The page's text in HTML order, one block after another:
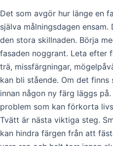
Det som avgör hur länge en
själva målningsdagen
den stora skillnaden. Börja
fasaden noggrant. Leta efter
trä, missfärgningar,
kan bli stående. Om det
innan någon ny färg läggs
problem som kan förkorta
Tvätt är nästa viktiga steg.
kan hindra färgen från att